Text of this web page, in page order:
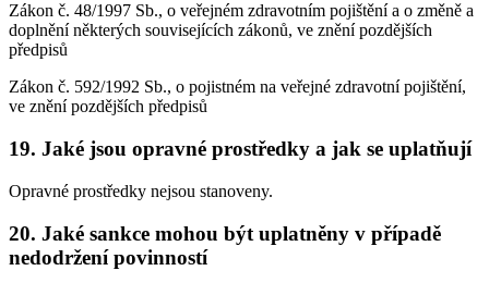
Zákon č. 48/1997 Sb., o veřejném zdravotním pojištění a o změně a
doplnění některých souvisejících zákonů, ve znění pozdějších
předpisů
Zákon č. 592/1992 Sb., o pojistném na veřejné zdravotní pojištění,
ve znění pozdějších předpisů
19. Jaké jsou opravné prostředky a jak se uplatňují
Opravné prostředky nejsou stanoveny.
20. Jaké sankce mohou být uplatněny v případě
nedodržení povinností